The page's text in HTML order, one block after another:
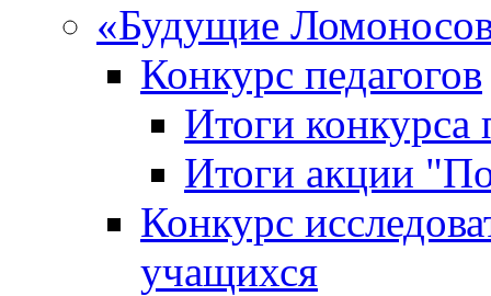
«Будущие
Конкурс педагогов
Итоги конкурса
Итоги акции
Конкурс
учащихся